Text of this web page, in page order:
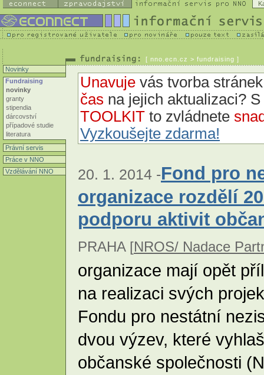
[ nno.ecn.cz > fundraising ]
Novinky
Fundraising
novinky
granty
stipendia
dárcovství
případové studie
literatura
Právní servis
Práce v NNO
Vzdělávání NNO
Unavuje vás tvorba
čas na jejich aktualizaci? S
TOOLKIT to zvládnete
Vyzkoušejte zdarma!
20. 1. 2014 -Fond pro
organizace rozdělí
podporu aktivit
PRAHA [NROS/ Nadace
organizace mají opět
na realizaci svých
Fondu pro nestátní
dvou výzev, které
občanské společnosti